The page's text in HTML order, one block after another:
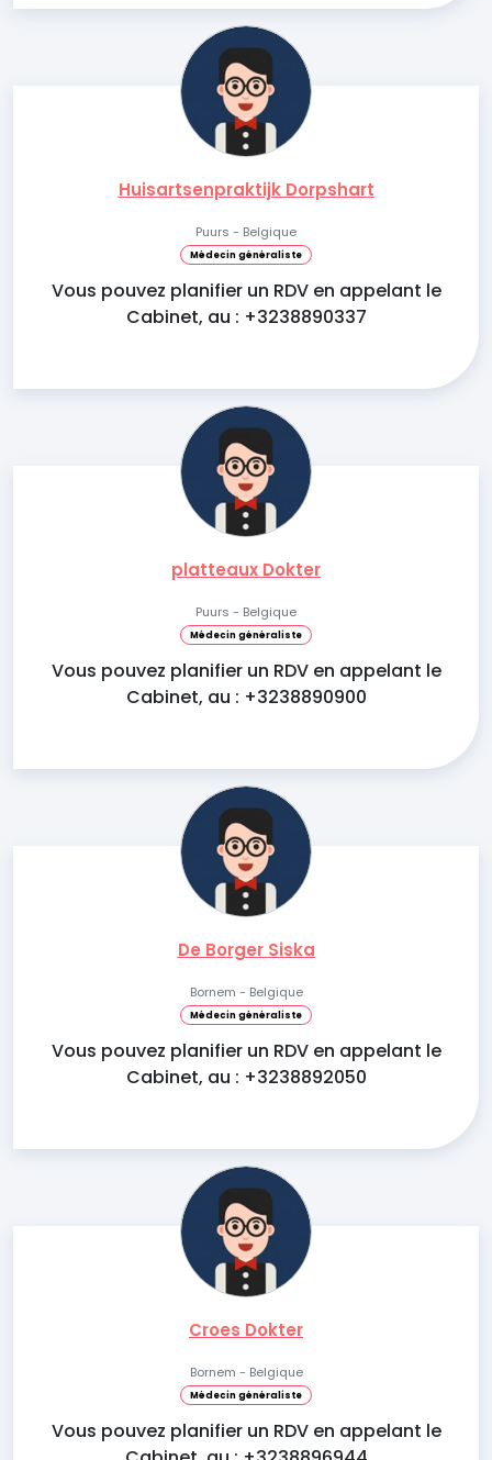
Huisartsenpraktijk Dorpshart
Puurs - Belgique
Médecin généraliste
Vous pouvez planifier un RDV en appelant le
Cabinet, au : +3238890337
platteaux Dokter
Puurs - Belgique
Médecin généraliste
Vous pouvez planifier un RDV en appelant le
Cabinet, au : +3238890900
De Borger Siska
Bornem - Belgique
Médecin généraliste
Vous pouvez planifier un RDV en appelant le
Cabinet, au : +3238892050
Croes Dokter
Bornem - Belgique
Médecin généraliste
Vous pouvez planifier un RDV en appelant le